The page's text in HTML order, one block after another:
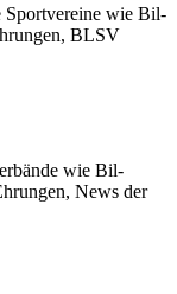
Sport­ver­eine wie Bil­
BLSV
wie Bil­
News der